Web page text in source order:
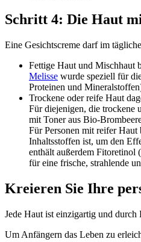
Schritt 4: Die Haut
Eine Gesichtscreme darf im
Fettige Haut und Mischhaut
Melisse wurde speziell für
Proteinen und
Trockene oder reife Haut
Für diejenigen, die trockene
mit Toner aus Bio-
Für Personen mit reifer
Inhaltsstoffen ist, um den
enthält außerdem
für eine frische, strahlende
Kreieren Sie Ihre
Jede Haut ist einzigartig und
Um Anfängern das Leben zu